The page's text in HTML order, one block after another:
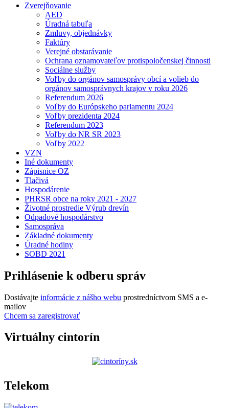
Zverejňovanie
AED
Úradná tabuľa
Zmluvy, objednávky
Faktúry
Verejné obstarávanie
Ochrana oznamovateľov protispoločenskej činnosti
Sociálne služby
Voľby do orgánov samosprávy obcí a volieb do
orgánov samosprávnych krajov v roku 2026
Referendum 2026
Voľby do Európskeho parlamentu 2024
Voľby prezidenta 2024
Referendum 2023
Voľby do NR SR 2023
Voľby 2022
VZN
Iné dokumenty
Zápisnice OZ
Tlačivá
Hospodárenie
PHRSR obce na roky 2021 - 2027
Životné prostredie Výrub drevín
Odpadové hospodárstvo
Samospráva
Základné dokumenty
Úradné hodiny
SOBD 2021
Prihlásenie k odberu správ
Dostávajte informácie z nášho webu prostredníctvom SMS a e-
mailov
Chcem sa zaregistrovať
Virtuálny cintorín
Telekom